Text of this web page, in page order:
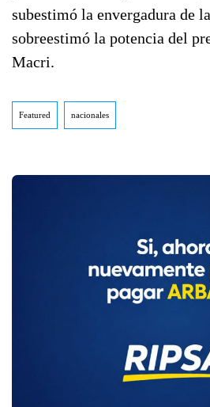
subestimó la envergadura de
sobreestimó la potencia del
Macri.
Featured nacionales